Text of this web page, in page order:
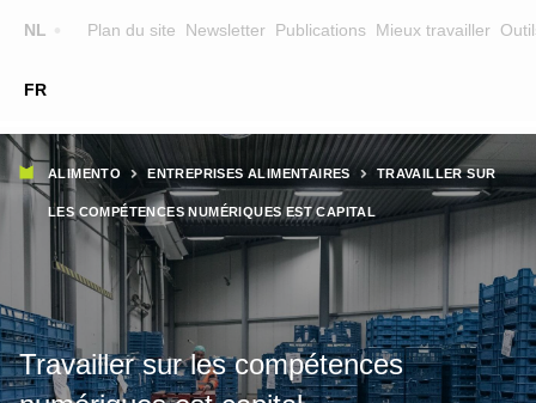
NL
FR
Plan du site Newsletter Publications Mieux travailler
Main
navigation
FORMATION
FORMATEURS
SUR ALIMENTO
CONTACT
CHERCHER UNE FORMATION
Fil
d'Ariane
ALIMENTO ENTREPRISES ALIMENTAIRES TRAVAILLER SUR
LES COMPÉTENCES NUMÉRIQUES EST CAPITAL
Travailler sur les compétences